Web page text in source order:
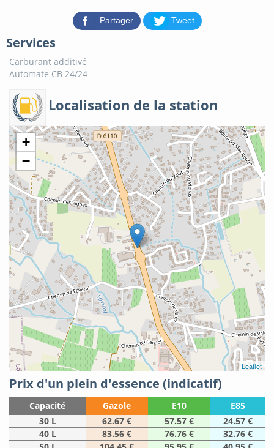
Partager Tweet
Services
Carburant additivé
Automate CB 24/24
Localisation de la station
+
−
Leaflet
Prix d'un plein d'essence (indicatif)
Capacité Gazole E10
E85
30 L
62.67 € 57.57 €
24.57 €
40 L
83.56 € 76.76 €
32.76 €